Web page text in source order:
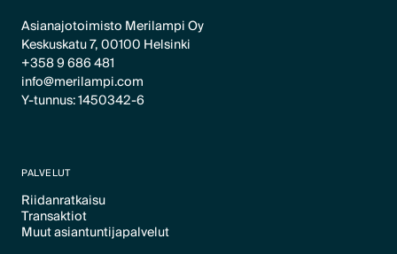
Asianajotoimisto Merilampi Oy
Keskuskatu 7, 00100 Helsinki
+358 9 686 481
info@merilampi.com
Y-tunnus: 1450342-6
PALVELUT
Riidanratkaisu
Text Link
Transaktiot
Text Link
Muut asiantuntijapalvelut